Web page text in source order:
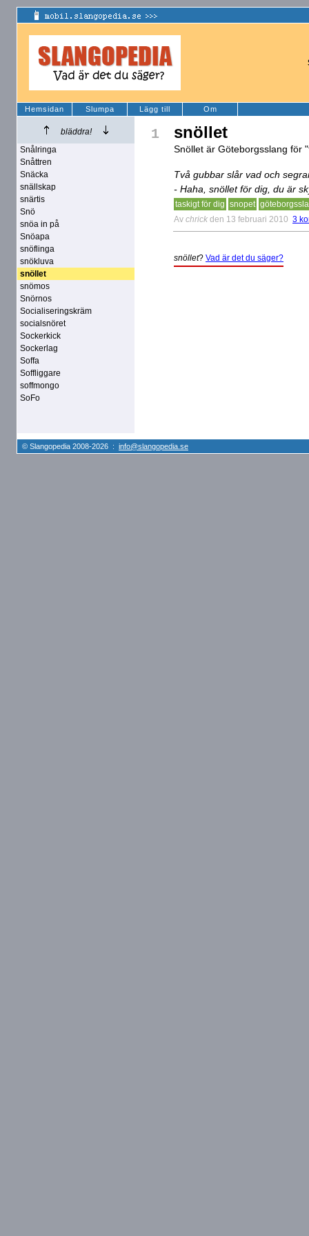
Hemsidan Slumpa Lägg till Om
bläddra!
Snålringa
Snåttren
Snäcka
snällskap
snärtis
Snö
snöa in på
Snöapa
snöflinga
snökluva
snöllet
snömos
Snörnos
Socialiseringskräm
socialsnöret
Sockerkick
Sockerlag
Soffa
Soffliggare
soffmongo
SoFo
1 snöllet
Snöllet är Göteborgsslang för
Två gubbar slår vad och
- Haha, snöllet för dig, du är
taskigt för dig snopet
Av chrick den 13 februari 2010 3
snöllet? Vad är det du säger?
© Slangopedia 2008-2026 : info@slangopedia.se